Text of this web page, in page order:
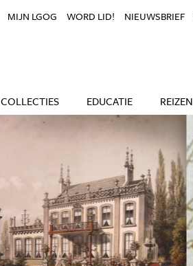
COLLECTIES EDUCATIE REIZEN
MIJN LGOG WORD LID! NIEUWSBRIEF